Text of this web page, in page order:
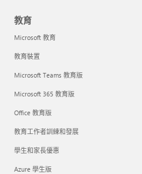
教育
Microsoft 教育
教育裝置
Microsoft Teams 教育版
Microsoft 365 教育版
Office 教育版
教育工作者訓練和發展
學生和家長優惠
Azure 學生版